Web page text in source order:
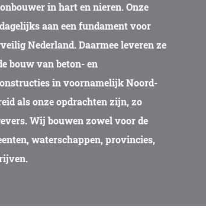
in hart en nieren. Onze
aan een fundament voor
Nederland. Daarmee leveren ze
bouw van beton- en
in voornamelijk Noord-
als onze opdrachten zijn, zo
Wij bouwen zowel voor de
waterschappen, provincies,